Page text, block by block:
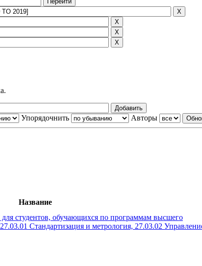
Упорядочнить Авторы
Название
для студентов, обучающихся по программам высшего
Стандартизация и метрология, 27.03.02